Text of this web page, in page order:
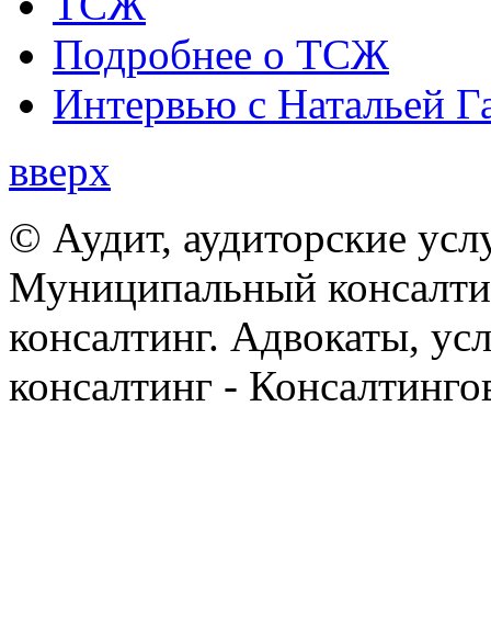
Подробнее о ТСЖ
Интервью с Натальей
вверх
© Аудит, аудиторские
Муниципальный
консалтинг. Адвокаты,
консалтинг -